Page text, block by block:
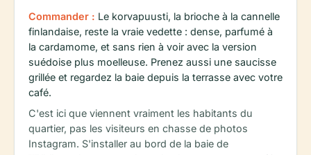
Commander : Le korvapuusti, la brioche à la cannelle
finlandaise, reste la vraie vedette : dense, parfumé à
la cardamome, et sans rien à voir avec la version
suédoise plus moelleuse. Prenez aussi une saucisse
grillée et regardez la baie depuis la terrasse avec votre
café.
C'est ici que viennent vraiment les habitants du
quartier, pas les visiteurs en chasse de photos
Instagram. S'installer au bord de la baie de